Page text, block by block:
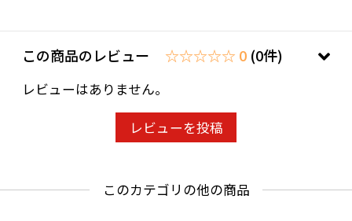
この商品のレビュー ☆☆☆☆☆ 0 (0件)
レビューはありません。
レビューを投稿
このカテゴリの他の商品